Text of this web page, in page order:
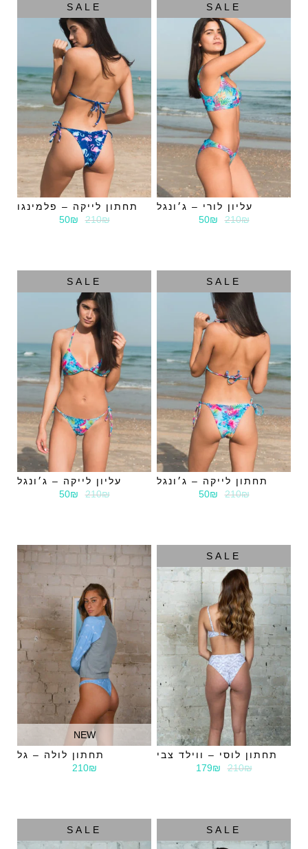
SALE
עליון לורי – ג׳ונגל
210₪
50₪
SALE
תחתון לייקה – פלמינגו
210₪
50₪
SALE
תחתון לייקה – ג׳ונגל
210₪
50₪
SALE
עליון לייקה – ג׳ונגל
210₪
50₪
SALE
תחתון לוסי – ווילד צבי
210₪
179₪
NEW
תחתון לולה – גל
210₪
SALE
SALE